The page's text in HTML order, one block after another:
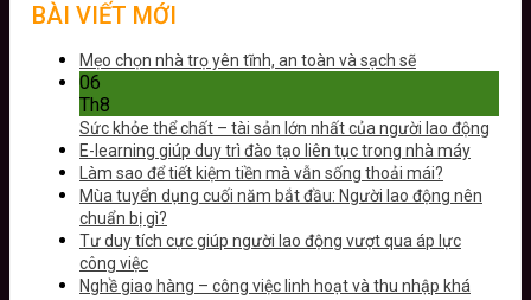
BÀI VIẾT MỚI
Mẹo chọn nhà trọ yên tĩnh, an toàn và sạch sẽ
06
Th8
Sức khỏe thể chất – tài sản lớn nhất của người lao động
E-learning giúp duy trì đào tạo liên tục trong nhà máy
Làm sao để tiết kiệm tiền mà vẫn sống thoải mái?
Mùa tuyển dụng cuối năm bắt đầu: Người lao động nên
chuẩn bị gì?
Tư duy tích cực giúp người lao động vượt qua áp lực
công việc
Nghề giao hàng – công việc linh hoạt và thu nhập khá